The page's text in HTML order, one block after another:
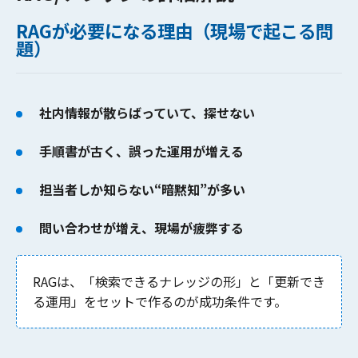
RAGが必要になる理由（現場で起こる問
題）
社内情報が散らばっていて、探せない
手順書が古く、誤った運用が増える
担当者しか知らない“暗黙知”が多い
問い合わせが増え、現場が疲弊する
RAGは、
「検索できるナレッジの形」と「更新でき
る運用」 をセットで作るのが成功条件です。